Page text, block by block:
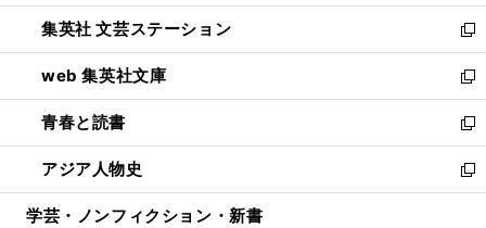
開
く
ウ
ィ
ン
ド
ウ
で
開
く
し
い
ウ
ィ
ン
ド
ウ
で
開
集英社 文芸ステーション
新
し
い
ウ
ィ
ン
ド
ウ
web 集英社文庫
新
し
い
ウ
ィ
ン
青春と読書
新
し
い
ウ
アジア人物史
新
し
学芸・ノンフィクション・新書